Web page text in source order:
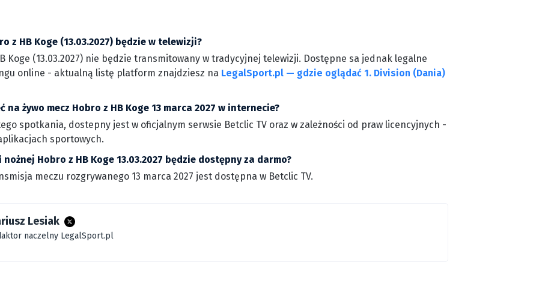
z HB Koge (13.03.2027) będzie w telewizji?
Koge (13.03.2027) nie będzie transmitowany w tradycyjnej telewizji. Dostępne sa jednak legalne
online - aktualną listę platform znajdziesz na LegalSport.pl — gdzie oglądać 1. Division (Dania)
na żywo mecz Hobro z HB Koge 13 marca 2027 w internecie?
spotkania, dostepny jest w oficjalnym serwsie Betclic TV oraz w zależności od praw licencyjnych -
sportowych.
nożnej Hobro z HB Koge 13.03.2027 będzie dostępny za darmo?
meczu rozgrywanego 13 marca 2027 jest dostępna w Betclic TV.
Lesiak
naczelny LegalSport.pl